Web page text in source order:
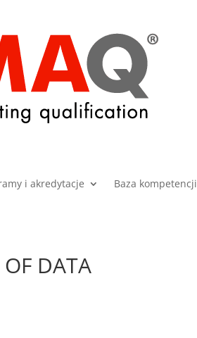
i akredytacje Baza kompetencji
DATA